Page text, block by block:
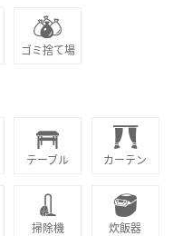
ゴミ捨て場
テーブル カーテン
掃除機 炊飯器